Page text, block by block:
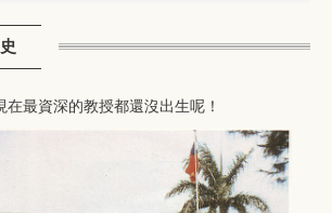
在最資深的教授都還沒出生呢！